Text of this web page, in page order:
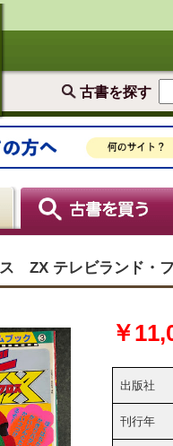
古書を探す
ZX テレビランド・
￥
出版社
刊行年